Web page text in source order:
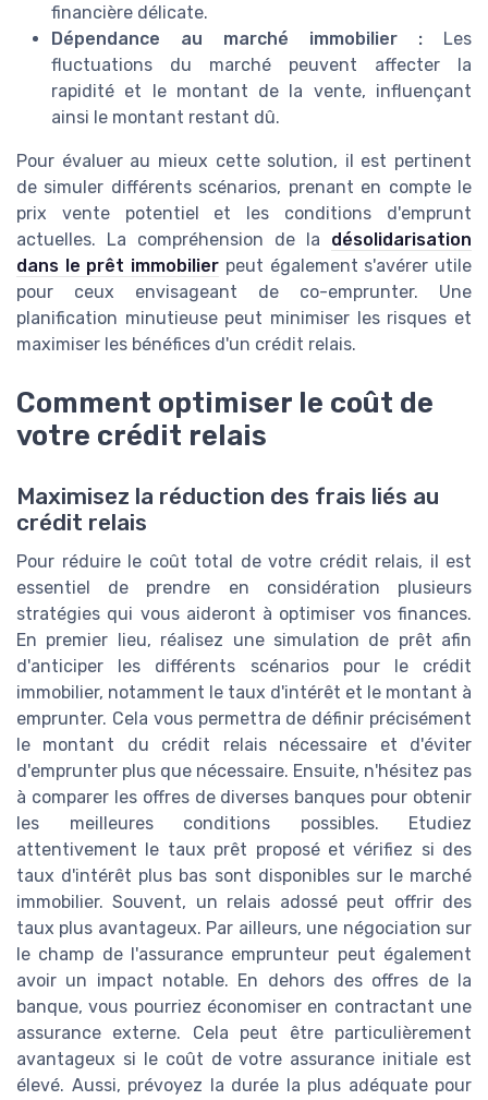
financière délicate.
Dépendance au marché immobilier : Les
fluctuations du marché peuvent affecter la
rapidité et le montant de la vente, influençant
ainsi le montant restant dû.
Pour évaluer au mieux cette solution, il est pertinent
de simuler différents scénarios, prenant en compte le
prix vente potentiel et les conditions d'emprunt
actuelles. La compréhension de la désolidarisation
dans le prêt immobilier peut également s'avérer utile
pour ceux envisageant de co-emprunter. Une
planification minutieuse peut minimiser les risques et
maximiser les bénéfices d'un crédit relais.
Comment optimiser le coût de
votre crédit relais
Maximisez la réduction des frais liés au
crédit relais
Pour réduire le coût total de votre crédit relais, il est
essentiel de prendre en considération plusieurs
stratégies qui vous aideront à optimiser vos finances.
En premier lieu, réalisez une simulation de prêt afin
d'anticiper les différents scénarios pour le crédit
immobilier, notamment le taux d'intérêt et le montant à
emprunter. Cela vous permettra de définir précisément
le montant du crédit relais nécessaire et d'éviter
d'emprunter plus que nécessaire. Ensuite, n'hésitez pas
à comparer les offres de diverses banques pour obtenir
les meilleures conditions possibles. Etudiez
attentivement le taux prêt proposé et vérifiez si des
taux d'intérêt plus bas sont disponibles sur le marché
immobilier. Souvent, un relais adossé peut offrir des
taux plus avantageux. Par ailleurs, une négociation sur
le champ de l'assurance emprunteur peut également
avoir un impact notable. En dehors des offres de la
banque, vous pourriez économiser en contractant une
assurance externe. Cela peut être particulièrement
avantageux si le coût de votre assurance initiale est
élevé. Aussi, prévoyez la durée la plus adéquate pour